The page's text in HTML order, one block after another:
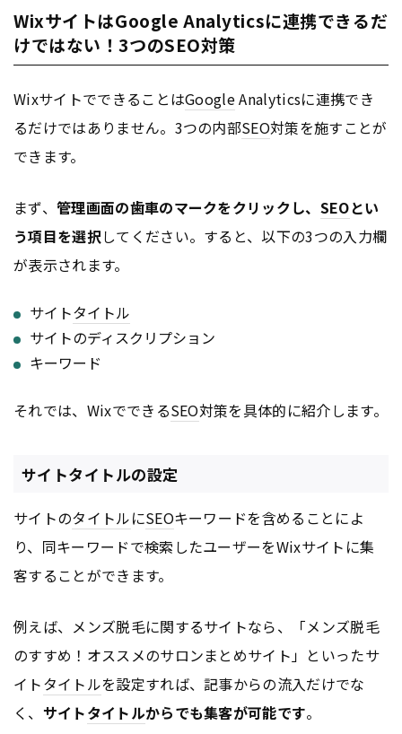
WixサイトはGoogle Analyticsに連携できるだ
けではない！3つのSEO対策
WixサイトでできることはGoogleAnalyticsに連携でき
るだけではありません。3つの内部SEO対策を施すことが
できます。
まず、 管理画面の歯車のマークをクリックし、 SEOとい
う項目を選択してください。すると、以下の3つの入力欄
が表示されます。
サイトタイトル
サイトのディスクリプション
キーワード
それでは、WixでできるSEO対策を具体的に紹介します。
サイトタイトルの設定
サイトのタイトルにSEOキーワードを含めることによ
り、同キーワードで検索したユーザーをWixサイトに集
客することができます。
例えば、メンズ脱毛に関するサイトなら、「メンズ脱毛
のすすめ！オススメのサロンまとめサイト」といったサ
イトタイトルを設定すれば、記事からの流入だけでな
く、 サイトタイトルからでも集客が可能です。